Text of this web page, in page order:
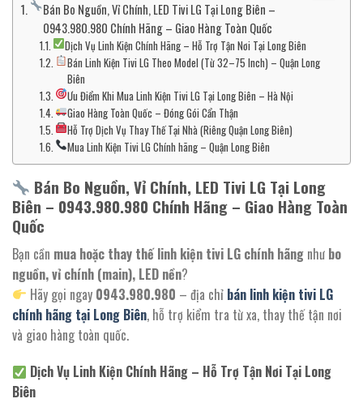
Bán Bo Nguồn, Vỉ Chính, LED Tivi LG Tại Long Biên –
0943.980.980 Chính Hãng – Giao Hàng Toàn Quốc
Dịch Vụ Linh Kiện Chính Hãng – Hỗ Trợ Tận Nơi Tại Long Biên
Bán Linh Kiện Tivi LG Theo Model (Từ 32–75 Inch) – Quận Long
Biên
Ưu Điểm Khi Mua Linh Kiện Tivi LG Tại Long Biên – Hà Nội
Giao Hàng Toàn Quốc – Đóng Gói Cẩn Thận
Hỗ Trợ Dịch Vụ Thay Thế Tại Nhà (Riêng Quận Long Biên)
Mua Linh Kiện Tivi LG Chính hãng – Quận Long Biên
Bán Bo Nguồn, Vỉ Chính, LED Tivi LG Tại Long
Biên – 0943.980.980 Chính Hãng – Giao Hàng Toàn
Quốc
Bạn cần mua hoặc thay thế linh kiện tivi LG chính hãng như bo
nguồn, vỉ chính (main), LED nền?
Hãy gọi ngay 0943.980.980 – địa chỉ bán linh kiện tivi LG
chính hãng tại Long Biên, hỗ trợ kiểm tra từ xa, thay thế tận nơi
và giao hàng toàn quốc.
Dịch Vụ Linh Kiện Chính Hãng – Hỗ Trợ Tận Nơi Tại Long
Biên